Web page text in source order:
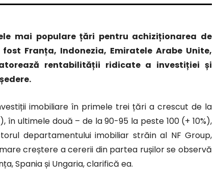
mai populare țări pentru achiziționarea de
Franța, Indonezia, Emiratele Arabe Unite,
rentabilității ridicate a investiției și
imobiliare în primele trei țări a crescut de la
în ultimele două – de la 90-95 la peste 100 (+ 10%),
departamentului imobiliar străin al NF Group,
creștere a cererii din partea rușilor se observă
Spania și Ungaria, clarifică ea.